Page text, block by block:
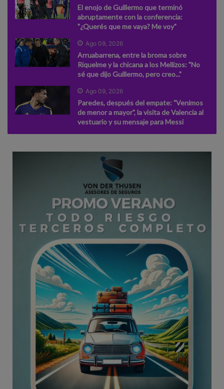
El enojo de Guillermo que terminó
abruptamente con la conferencia:
"¿Querés que me vaya? Me voy"
Ago 09, 2026
Arruabarrena, entre la broma sobre
Riquelme y la chicana a los Mellizos: "No
sé que dijo Guillermo, pero creo..."
Ago 09, 2026
Paredes, después del empate: "Venimos
de menor a mayor", la visita de Valencia al
vestuario y su mensaje para Messi